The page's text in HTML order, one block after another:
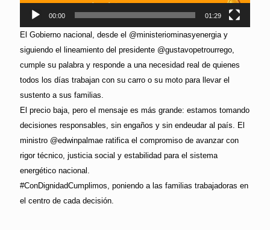
00:00 01:29
El Gobierno nacional, desde el @ministeriominasyenergia y
siguiendo el lineamiento del presidente @gustavopetrourrego,
cumple su palabra y responde a una necesidad real de quienes
todos los días trabajan con su carro o su moto para llevar el
sustento a sus familias.
El precio baja, pero el mensaje es más grande: estamos tomando
decisiones responsables, sin engaños y sin endeudar al país. El
ministro @edwinpalmae ratifica el compromiso de avanzar con
rigor técnico, justicia social y estabilidad para el sistema
energético nacional.
#ConDignidadCumplimos, poniendo a las familias trabajadoras en
el centro de cada decisión.